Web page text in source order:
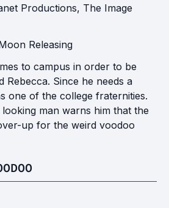
Productions, The Image
Releasing
to campus in order to be
Rebecca. Since he needs a
one of the college fraternities.
man warns him that the
up for the weird voodoo